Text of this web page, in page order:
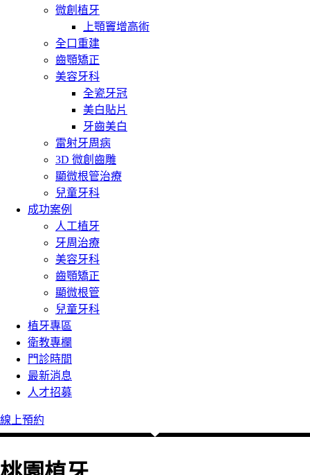
微創植牙
上顎竇增高術
全口重建
齒顎矯正
美容牙科
全瓷牙冠
美白貼片
牙齒美白
雷射牙周病
3D 微創齒雕
顯微根管治療
兒童牙科
成功案例
人工植牙
牙周治療
美容牙科
齒顎矯正
顯微根管
兒童牙科
植牙專區
衛教專欄
門診時間
最新消息
人才招募
線上預約